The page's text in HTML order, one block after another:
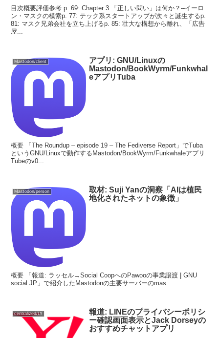
目次概要評価参考 p. 69: Chapter 3 「正しい問い」は何か？--イーロ
ン・マスクの模索p. 77: テック系スタートアップが次々と誕生するp.
81: マスク兄弟会社を立ち上げるp. 85: 壮大な構想から離れ、「広告
屋...
Mastodon/client
アプリ: GNU/Linuxの
Mastodon/BookWyrm/Funkwhal
eアプリTuba
概要 「The Roundup – episode 19 – The Fediverse Report」でTuba
というGNU/Linuxで動作するMastodon/BookWyrm/Funkwhaleアプリ
Tubeのv0...
Mastodon/person
取材: Suji Yanの洞察「AIは植民
地化されたネットの象徴」
概要 「報道: ラッセル→Social CoopへのPawooの事業譲渡 | GNU
social JP」で紹介したMastodonの主要サーバーのmas...
centralized/LY
報道: LINEのプライバシーポリシ
ー確認画面表示とJack Dorseyの
おすすめチャットアプリ